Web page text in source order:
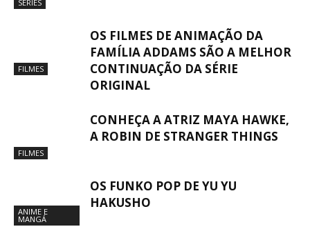
SÉRIES
FILMES
OS FILMES DE ANIMAÇÃO DA
FAMÍLIA ADDAMS SÃO A MELHOR
CONTINUAÇÃO DA SÉRIE
ORIGINAL
FILMES
CONHEÇA A ATRIZ MAYA HAWKE,
A ROBIN DE STRANGER THINGS
ANIME E
MANGÁ
OS FUNKO POP DE YU YU
HAKUSHO